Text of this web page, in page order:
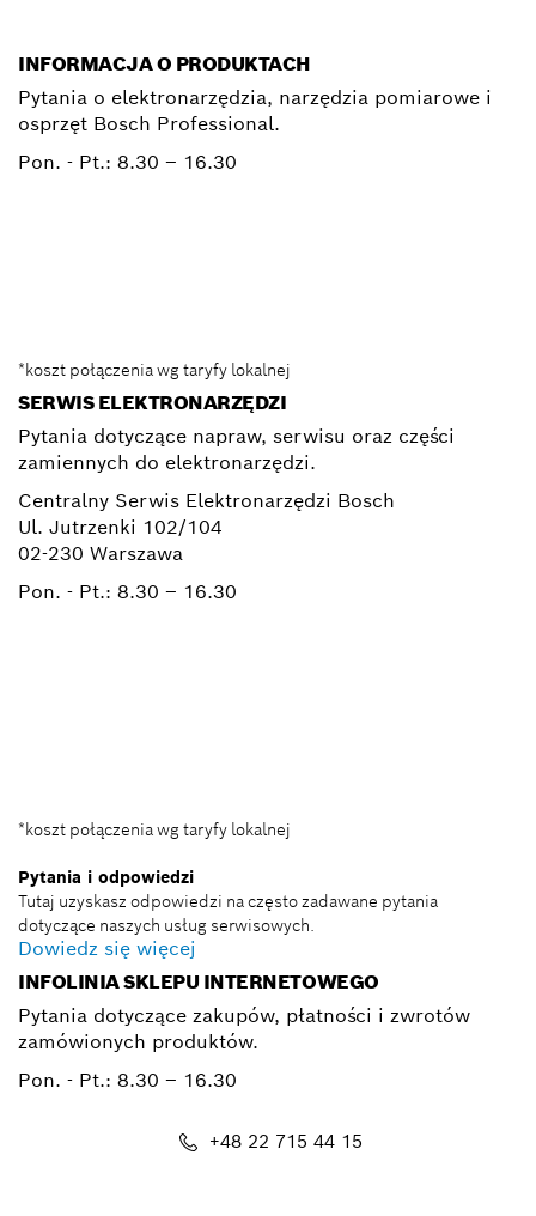
INFORMACJA O PRODUKTACH
Pytania o elektronarzędzia, narzędzia pomiarowe i
osprzęt Bosch Professional.
Pon. - Pt.: 8.30 – 16.30
*koszt połączenia wg taryfy lokalnej
SERWIS ELEKTRONARZĘDZI
Pytania dotyczące napraw, serwisu oraz części
zamiennych do elektronarzędzi.
Centralny Serwis Elektronarzędzi Bosch
Ul. Jutrzenki 102/104
02-230 Warszawa
Pon. - Pt.: 8.30 – 16.30
*koszt połączenia wg taryfy lokalnej
Pytania i odpowiedzi
Tutaj uzyskasz odpowiedzi na często zadawane pytania
dotyczące naszych usług serwisowych.
Dowiedz się więcej
INFOLINIA SKLEPU INTERNETOWEGO
Pytania dotyczące zakupów, płatności i zwrotów
zamówionych produktów.
Pon. - Pt.: 8.30 – 16.30
+48 22 715 44 15